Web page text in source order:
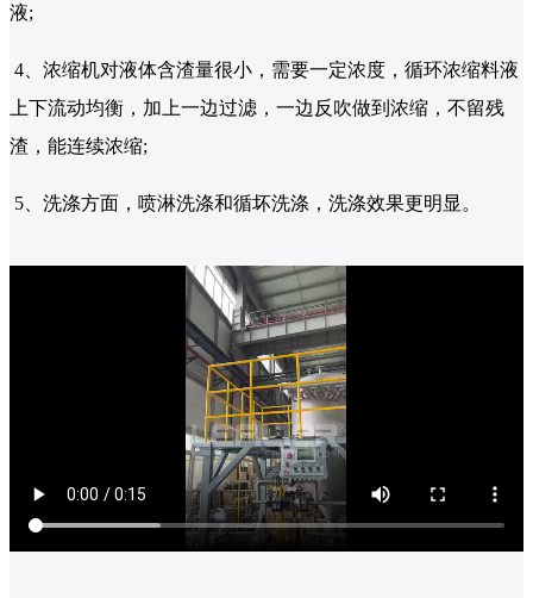
液;
4、浓缩机对液体含渣量很小，需要一定浓度，循环浓缩料液
上下流动均衡，加上一边过滤，一边反吹做到浓缩，不留残
渣，能连续浓缩;
5、洗涤方面，喷淋洗涤和循坏洗涤，洗涤效果更明显。